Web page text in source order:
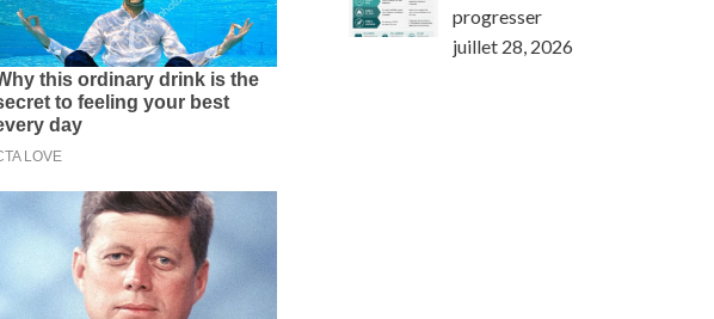
progresser
juillet 28, 2026